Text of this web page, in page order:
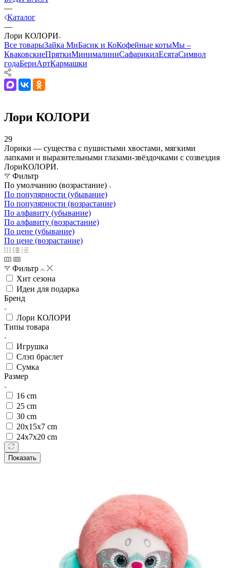
—
Каталог
—
Лори КОЛОРИ
Все товарыЗайка МиБасик и КоКофейные котыМы –
КваковскиеПряткиМинималиниСафарикилЕсятаСимвол
годаБернАртКармашки
Лори КОЛОРИ
29
Лорики — существа с пушистыми хвостами, мягкими
лапками и выразительными глазами-звёздочками с созвездия
ЛориКОЛОРИ.
Фильтр
По умолчанию (возрастание)
По популярности (убывание)
По популярности (возрастание)
По алфавиту (убывание)
По алфавиту (возрастание)
По цене (убывание)
По цене (возрастание)
Фильтр
Хит сезона
Идеи для подарка
Бренд
Лори КОЛОРИ
Типы товара
Игрушка
Слэп браслет
Сумка
Размер
16 cm
25 cm
30 cm
20х15х7 cm
24х7х20 cm
Показать